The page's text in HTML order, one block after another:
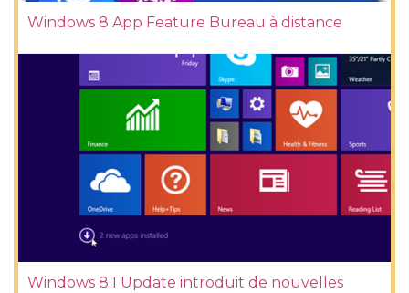
Windows 8 App Feature Bureau à distance
Windows 8.1 Update introduit de nouvelles